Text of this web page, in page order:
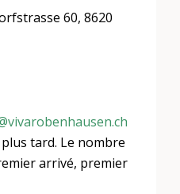
60, 8620
plus tard. Le nombre
arrivé, premier